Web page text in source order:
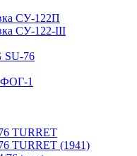
СУ-122П
СУ-122-III
SU-76
ФОГ-1
TURRET
TURRET (1941)